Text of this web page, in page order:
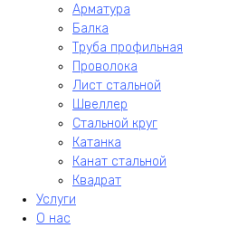
Арматура
Балка
Труба профильная
Проволока
Лист стальной
Швеллер
Стальной круг
Катанка
Канат стальной
Квадрат
Услуги
О нас